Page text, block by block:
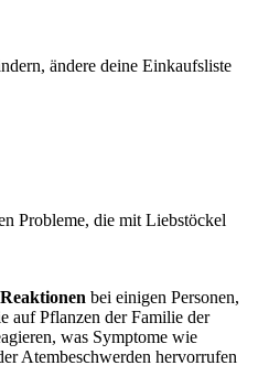
ändere deine Einkaufsliste
Probleme, die mit Liebstöckel
bei einigen Personen,
auf Pflanzen der Familie der
was Symptome wie
Atembeschwerden hervorrufen